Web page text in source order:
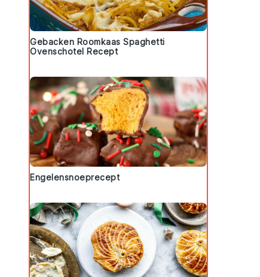
Gebacken Roomkaas Spaghetti
Ovenschotel Recept
Engelensnoeprecept